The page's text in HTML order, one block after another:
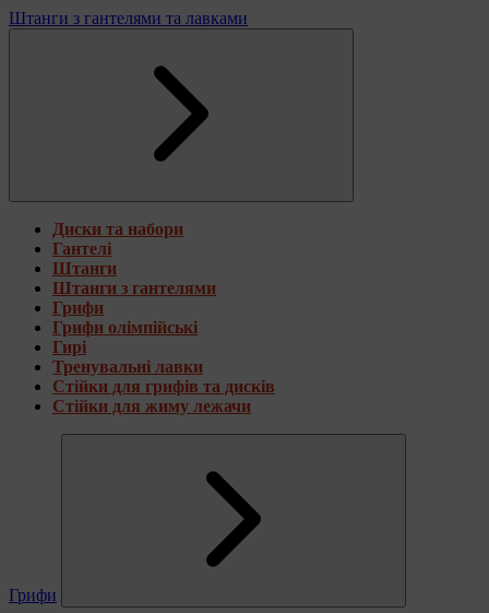
Штанги з гантелями та лавками
Диски та набори
Гантелі
Штанги
Штанги з гантелями
Грифи
Грифи олімпійські
Гирі
Тренувальні лавки
Стійки для грифів та дисків
Стійки для жиму лежачи
Грифи